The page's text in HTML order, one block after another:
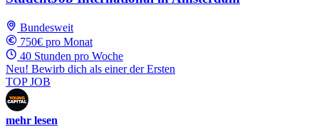
Bundesweit
750€ pro Monat
40 Stunden pro Woche
Neu! Bewirb dich als einer der Ersten
TOP JOB
mehr lesen